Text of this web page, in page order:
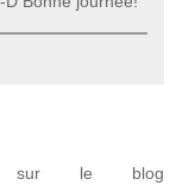
sur le blog